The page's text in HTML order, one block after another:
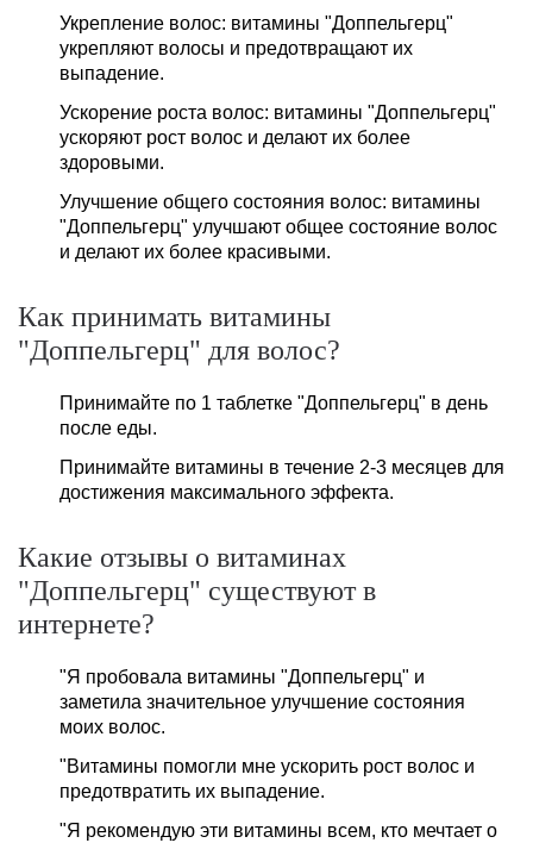
Укрепление волос: витамины "Доппельгерц"
укрепляют волосы и предотвращают их
выпадение.
Ускорение роста волос: витамины "Доппельгерц"
ускоряют рост волос и делают их более
здоровыми.
Улучшение общего состояния волос: витамины
"Доппельгерц" улучшают общее состояние волос
и делают их более красивыми.
Как принимать витамины
"Доппельгерц" для волос?
Принимайте по 1 таблетке "Доппельгерц" в день
после еды.
Принимайте витамины в течение 2-3 месяцев для
достижения максимального эффекта.
Какие отзывы о витаминах
"Доппельгерц" существуют в
интернете?
"Я пробовала витамины "Доппельгерц" и
заметила значительное улучшение состояния
моих волос.
"Витамины помогли мне ускорить рост волос и
предотвратить их выпадение.
"Я рекомендую эти витамины всем, кто мечтает о